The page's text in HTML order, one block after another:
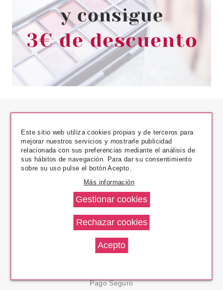
Los Precios Más Bajos
Envío En 24 H
Pago Seguro
Este sitio web utiliza cookies propias y de terceros para
mejorar nuestros servicios y mostrarle publicidad
relacionada con sus preferencias mediante el análisis de
sus hábitos de navegación. Para dar su consentimiento
sobre su uso pulse el botón Acepto.
Más información